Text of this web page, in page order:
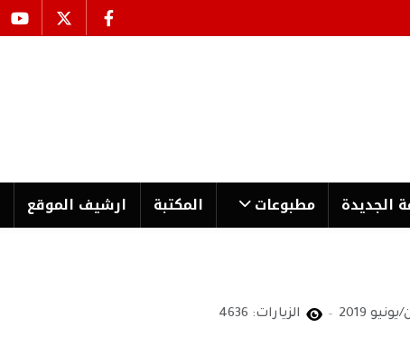
الجدیدة مطبوعات المكتبة ارشیف الموقع
الزيارات: 4636